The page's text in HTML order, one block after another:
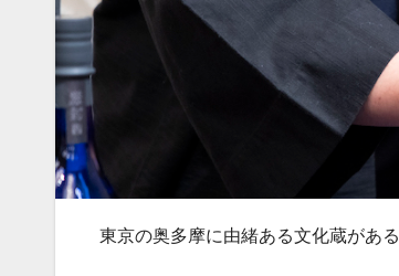
東京の奥多摩に由緒ある文化蔵がある